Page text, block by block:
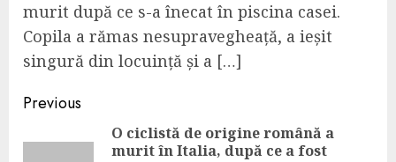
murit după ce s-a înecat în piscina casei.
Copila a rămas nesupravegheață, a ieșit
singură din locuință și a […]
Continue
Reading
Previous
O ciclistă de origine română a
murit în Italia, după ce a fost